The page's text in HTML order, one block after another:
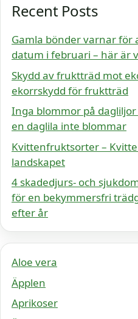
Recent Posts
Gamla bönder varnar för
datum i februari – här är
Skydd av fruktträd mot
ekorrskydd för fruktträd
Inga blommor på
en daglila inte blommar
Kvittenfruktsorter –
landskapet
4 skadedjurs- och
för en bekymmersfri
efter år
Aloe vera
Äpplen
Aprikoser